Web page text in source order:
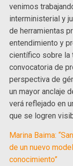
venimos
interministerial y
de herramientas
entendimiento y
científico sobre la
convocatoria de
perspectiva de
un mayor anclaje
verá reflejado en
que se logren
Marina Baima:
de un nuevo
conocimiento”